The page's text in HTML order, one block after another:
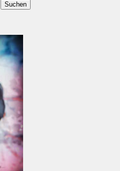
Suchen